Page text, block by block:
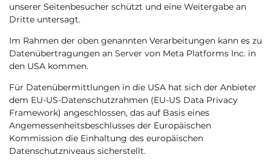
unserer Seitenbesucher schützt und eine Weitergabe an
Dritte untersagt.
Im Rahmen der oben genannten Verarbeitungen kann es zu
Datenübertragungen an Server von Meta Platforms Inc. in
den USA kommen.
Für Datenübermittlungen in die USA hat sich der Anbieter
dem EU-US-Datenschutzrahmen (EU-US Data Privacy
Framework) angeschlossen, das auf Basis eines
Angemessenheitsbeschlusses der Europäischen
Kommission die Einhaltung des europäischen
Datenschutzniveaus sicherstellt.